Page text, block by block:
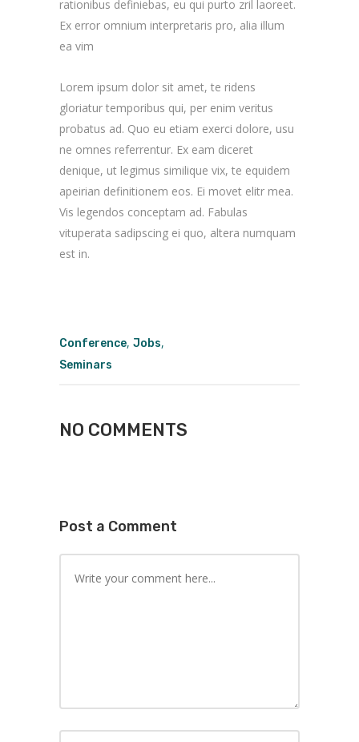
rationibus definiebas, eu qui purto zril laoreet.
Ex error omnium interpretaris pro, alia illum
ea vim
Lorem ipsum dolor sit amet, te ridens
gloriatur temporibus qui, per enim veritus
probatus ad. Quo eu etiam exerci dolore, usu
ne omnes referrentur. Ex eam diceret
denique, ut legimus similique vix, te equidem
apeirian definitionem eos. Ei movet elitr mea.
Vis legendos conceptam ad. Fabulas
vituperata sadipscing ei quo, altera numquam
est in.
Conference, Jobs,
Seminars
NO COMMENTS
Post a Comment